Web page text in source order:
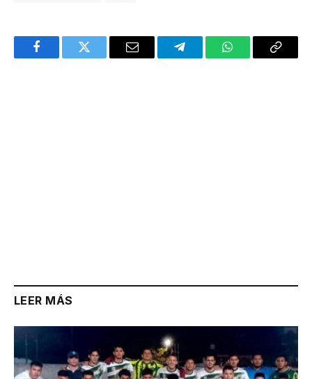
FacebookTwitter Email TelegramWhatsAppCopy
LEER MÁS